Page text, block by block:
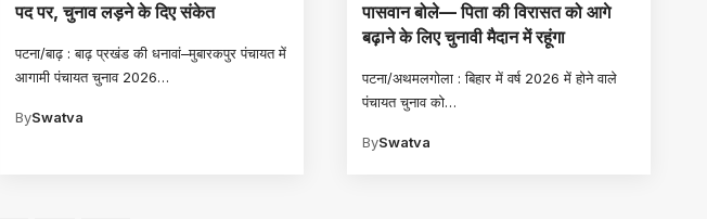
पद पर, चुनाव लड़ने के दिए संकेत
पटना/बाढ़ : बाढ़ प्रखंड की धनावां–मुबारकपुर पंचायत में
आगामी पंचायत चुनाव 2026…
BySwatva
पासवान बोले— पिता की विरासत को आगे
बढ़ाने के लिए चुनावी मैदान में रहूंगा
पटना/अथमलगोला : बिहार में वर्ष 2026 में होने वाले
पंचायत चुनाव को…
BySwatva